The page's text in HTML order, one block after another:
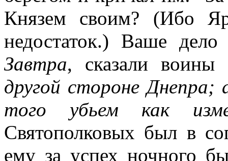
Князем своим? (Ибо
недостаток.) Ваше
Завтра, сказали воины
другой стороне
того убьем как
Святополковых был в
ему за успех ночного